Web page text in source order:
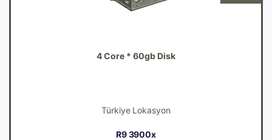
4 Core * 60gb Disk
Türkiye Lokasyon
R9 3900x